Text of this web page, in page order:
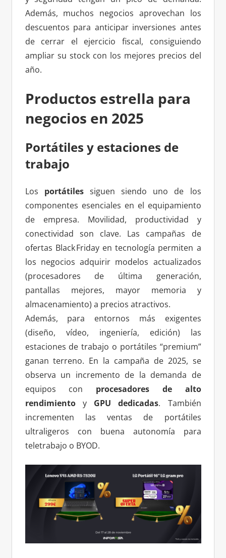
Además, muchos negocios aprovechan los
descuentos para anticipar inversiones antes
de cerrar el ejercicio fiscal, consiguiendo
ampliar su stock con los mejores precios del
año.
Productos estrella para
negocios en 2025
Portátiles y estaciones de
trabajo
Los portátilessiguen siendo uno de los
componentes esenciales en el equipamiento
de empresa. Movilidad, productividad y
conectividad son clave. Las campañas de
ofertas Black Friday en tecnología permiten a
los negocios adquirir modelos actualizados
(procesadores de última generación,
pantallas mejores, mayor memoria y
almacenamiento) a precios atractivos.
Además, para entornos más exigentes
(diseño, vídeo, ingeniería, edición) las
estaciones de trabajo o portátiles “premium”
ganan terreno. En la campaña de 2025, se
observa un incremento de la demanda de
equipos con procesadores de alto
rendimientoy GPU dedicadas. También
incrementen las ventas de portátiles
ultraligeros con buena autonomía para
teletrabajo o BYOD.